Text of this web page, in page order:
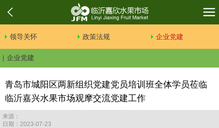
领导关怀 政策法规 企业党建
企业党建
青岛市城阳区两新组织党建党员培训班全体学员莅临
临沂嘉兴水果市场观摩交流党建工作
来源：
日期：2023-07-23